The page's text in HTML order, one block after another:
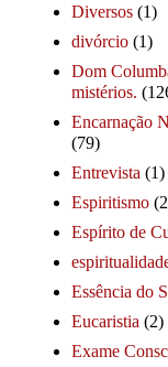
Diversos (1)
divórcio (1)
Dom
mistérios.
Encarnação
(79)
Entrevista (1)
Espiritismo
Espírito de
Essência do
Eucaristia (2)
Exame